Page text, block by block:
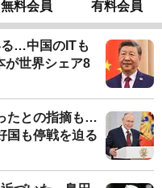
無料会員 有料会員
…中国のITも
が世界シェア8
たとの指摘も…
国も停戦を迫る